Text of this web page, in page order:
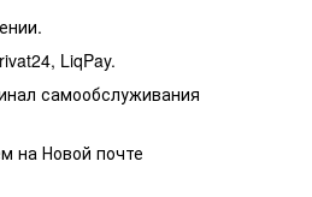
LiqPay.
самообслуживания
на Новой почте